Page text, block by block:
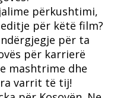
përkushtimi,
për këtë film?
për ta
për karrierë
mashtrime dhe
varrit të tij!